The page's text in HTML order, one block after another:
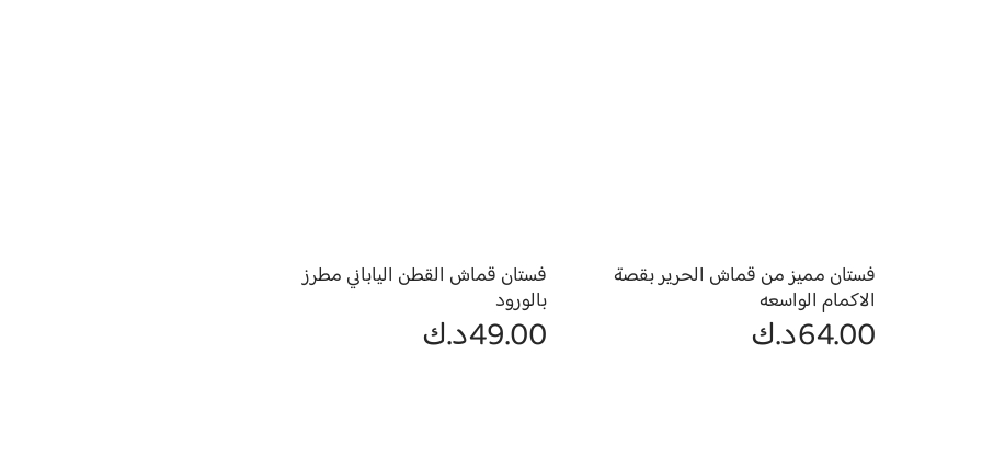
فستان مميز من قماش الحرير بقصة
الاكمام الواسعه
64.00د.ك
فستان قماش القطن الياباني مطرز
بالورود
49.00د.ك